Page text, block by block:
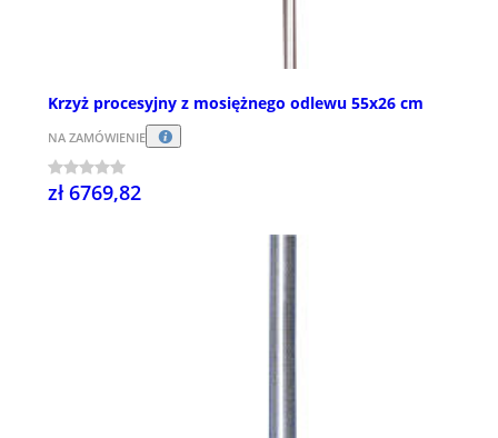
Krzyż procesyjny z mosiężnego odlewu 55x26 cm
NA ZAMÓWIENIE
zł 6769,82